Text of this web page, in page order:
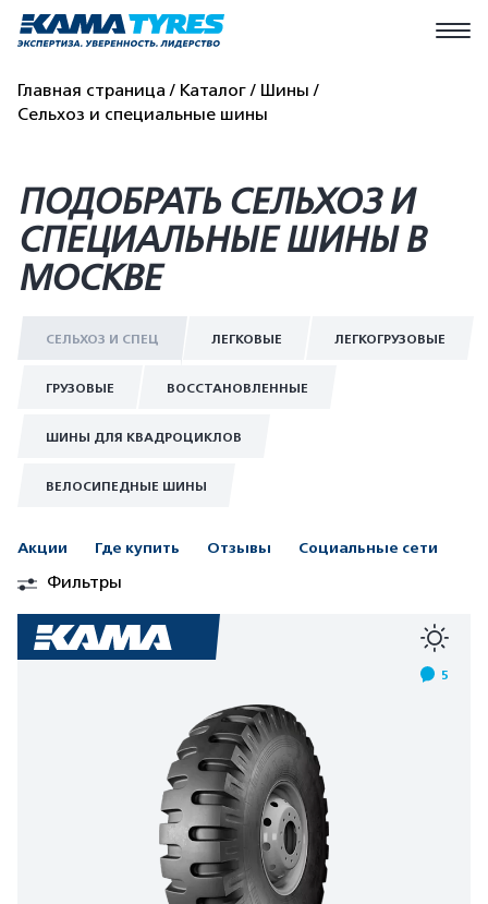
Главная страница Каталог
Шины
Сельхоз и специальные шины
ПОДОБРАТЬ СЕЛЬХОЗ И
СПЕЦИАЛЬНЫЕ ШИНЫ В
МОСКВЕ
СЕЛЬХОЗ И СПЕЦ ЛЕГКОВЫЕ ЛЕГКОГРУЗОВЫЕ
ГРУЗОВЫЕ ВОССТАНОВЛЕННЫЕ
ШИНЫ ДЛЯ КВАДРОЦИКЛОВ
ВЕЛОСИПЕДНЫЕ ШИНЫ
Акции Где купить Отзывы Социальные сети
Фильтры
5